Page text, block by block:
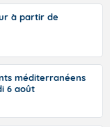
à partir de
méditerranéens
6 août